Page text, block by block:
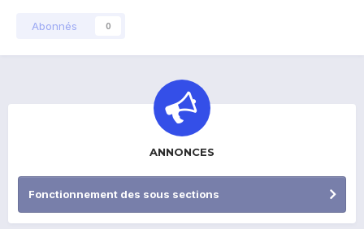
Abonnés 0
ANNONCES
Fonctionnement des sous sections